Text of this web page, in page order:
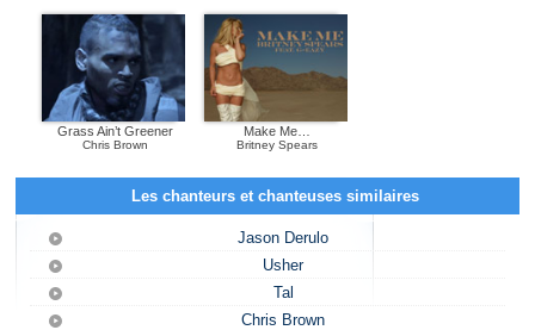
Grass Ain’t Greener
Chris Brown
Make Me…
Britney Spears
Les chanteurs et chanteuses similaires
Jason Derulo
Usher
Tal
Chris Brown